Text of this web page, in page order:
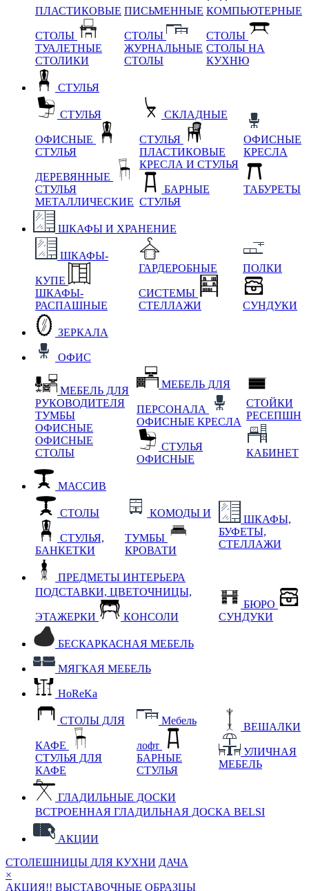
ПЛАСТИКОВЫЕ
СТОЛЫ
ТУАЛЕТНЫЕ
СТОЛИКИ
ПИСЬМЕННЫЕ
СТОЛЫ
ЖУРНАЛЬНЫЕ
СТОЛЫ
КОМПЬЮТЕРНЫЕ
СТОЛЫ
СТОЛЫ НА
КУХНЮ
СТУЛЬЯ
СТУЛЬЯ
ОФИСНЫЕ
СТУЛЬЯ
ДЕРЕВЯННЫЕ
СТУЛЬЯ
МЕТАЛЛИЧЕСКИЕ
СКЛАДНЫЕ
СТУЛЬЯ
ПЛАСТИКОВЫЕ
КРЕСЛА И СТУЛЬЯ
БАРНЫЕ
СТУЛЬЯ
ОФИСНЫЕ
КРЕСЛА
ТАБУРЕТЫ
ШКАФЫ И ХРАНЕНИЕ
ШКАФЫ-
КУПЕ
ШКАФЫ-
РАСПАШНЫЕ
ГАРДЕРОБНЫЕ
СИСТЕМЫ
СТЕЛЛАЖИ
ПОЛКИ
СУНДУКИ
ЗЕРКАЛА
ОФИС
МЕБЕЛЬ ДЛЯ
РУКОВОДИТЕЛЯ
ТУМБЫ
ОФИСНЫЕ
ОФИСНЫЕ
СТОЛЫ
МЕБЕЛЬ ДЛЯ
ПЕРСОНАЛА
ОФИСНЫЕ КРЕСЛА
СТУЛЬЯ
ОФИСНЫЕ
СТОЙКИ
РЕСЕПШН
КАБИНЕТ
МАССИВ
СТОЛЫ
СТУЛЬЯ,
БАНКЕТКИ
КОМОДЫ И
ТУМБЫ
КРОВАТИ
ШКАФЫ,
БУФЕТЫ,
СТЕЛЛАЖИ
ПРЕДМЕТЫ ИНТЕРЬЕРА
ПОДСТАВКИ, ЦВЕТОЧНИЦЫ,
ЭТАЖЕРКИ КОНСОЛИ
БЮРО
СУНДУКИ
БЕСКАРКАСНАЯ МЕБЕЛЬ
МЯГКАЯ МЕБЕЛЬ
HoReKa
СТОЛЫ ДЛЯ
КАФЕ
СТУЛЬЯ ДЛЯ
КАФЕ
Мебель
лофт
БАРНЫЕ
СТУЛЬЯ
ВЕШАЛКИ
УЛИЧНАЯ
МЕБЕЛЬ
ГЛАДИЛЬНЫЕ ДОСКИ
ВСТРОЕННАЯ ГЛАДИЛЬНАЯ ДОСКА BELSI
АКЦИИ
СТОЛЕШНИЦЫ ДЛЯ КУХНИ ДАЧА
×
АКЦИЯ!! ВЫСТАВОЧНЫЕ ОБРАЗЦЫ